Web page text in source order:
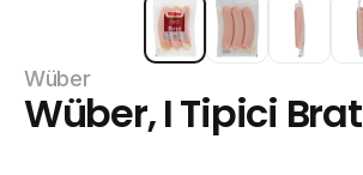
Wüber
Wüber, I Tipici Brat